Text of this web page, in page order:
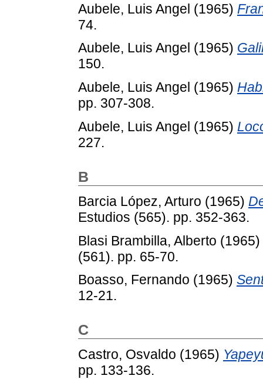
Aubele, Luis Angel (1965)
74.
Aubele, Luis Angel (1965)
150.
Aubele, Luis Angel (1965)
pp. 307-308.
Aubele, Luis Angel (1965)
227.
B
Barcia López, Arturo (1965)
Estudios (565). pp. 352-363.
Blasi Brambilla, Alberto (1965)
(561). pp. 65-70.
Boasso, Fernando (1965)
12-21.
C
Castro, Osvaldo (1965)
pp. 133-136.